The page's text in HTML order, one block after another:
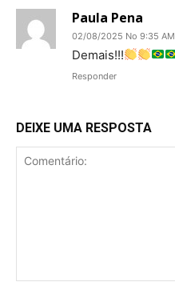
Paula Pena
02/08/2025 No 9:35 AM
Demais!!!
Responder
DEIXE UMA RESPOSTA